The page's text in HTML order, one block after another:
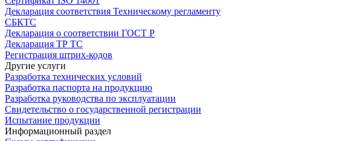
Декларация соответствия Техническому регламенту
СБКТС
Декларация о соответствии ГОСТ Р
Декларация ТР ТС
Регистрация штрих-кодов
Другие услуги
Разработка технических условий
Разработка паспорта на продукцию
Разработка руководства по эксплуатации
Свидетельство о государственной регистрации
Испытание продукции
Информационный раздел